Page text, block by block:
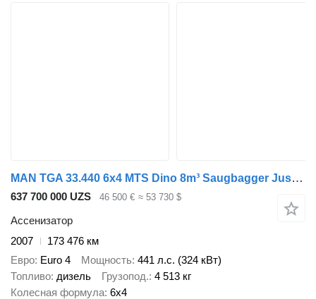
MAN TGA 33.440 6x4 MTS Dino 8m³ Saugbagger Just 173.476 km!
637 700 000 UZS 46 500 € ≈ 53 730 $
Ассенизатор
2007
173 476 км
Евро Euro 4 Мощность 441 л.с. (324 кВт)
Топливо дизель Грузопод. 4 513 кг
Колесная формула 6x4